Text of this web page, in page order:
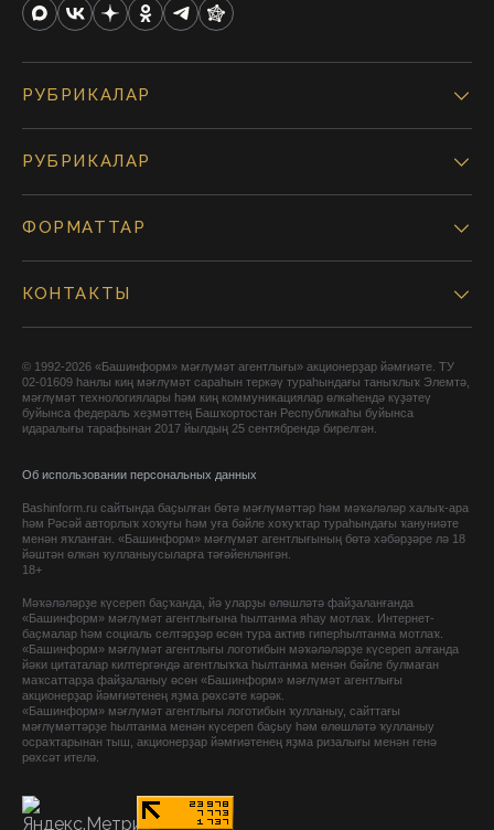
РУБРИКАЛАР
РУБРИКАЛАР
ФОРМАТТАР
КОНТАКТЫ
© 1992-2026 «Башинформ» мәғлүмәт агентлығы» акционерҙар йәмғиәте. ТУ
02-01609 һанлы киң мәғлүмәт сараһын теркәү тураһындағы таныҡлыҡ Элемтә,
мәғлүмәт технологиялары һәм киң коммуникациялар өлкәһендә күҙәтеү
буйынса федераль хеҙмәттең Башҡортостан Республикаһы буйынса
идаралығы тарафынан 2017 йылдың 25 сентябрендә бирелгән.
Об использовании персональных данных
Bashinform.ru сайтында баҫылған бөтә мәғлүмәттәр һәм мәҡәләләр халыҡ-ара
һәм Рәсәй авторлыҡ хоҡуғы һәм уға бәйле хоҡуҡтар тураһындағы ҡануниәте
менән яҡланған. «Башинформ» мәғлүмәт агентлығының бөтә хәбәрҙәре лә 18
йәштән өлкән ҡулланыусыларға тәғәйенләнгән.
18+
Мәҡәләләрҙе күсереп баҫҡанда, йә уларҙы өлөшләтә файҙаланғанда
«Башинформ» мәғлүмәт агентлығына һылтанма яһау мотлаҡ. Интернет-
баҫмалар һәм социаль селтәрҙәр өсөн тура актив гиперһылтанма мотлаҡ.
«Башинформ» мәғлүмәт агентлығы логотибын мәҡәләләрҙе күсереп алғанда
йәки цитаталар килтергәндә агентлыҡҡа һылтанма менән бәйле булмаған
маҡсаттарҙа файҙаланыу өсөн «Башинформ» мәғлүмәт агентлығы
акционерҙар йәмғиәтенең яҙма рөхсәте кәрәк.
«Башинформ» мәғлүмәт агентлығы логотибын ҡулланыу, сайттағы
мәғлүмәттәрҙе һылтанма менән күсереп баҫыу һәм өлөшләтә ҡулланыу
осраҡтарынан тыш, акционерҙар йәмғиәтенең яҙма ризалығы менән генә
рөхсәт ителә.